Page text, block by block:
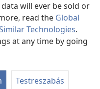
will ever be sold or
read the Global
Technologies.
at any time by going
Testreszabás
21 Ne kezdjetek
semmi
mert
nem hagyja el
titeket
. 23
hogy vétkezzek